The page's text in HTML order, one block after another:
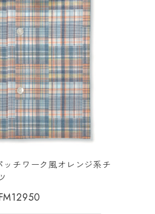
ッチワーク風オレンジ系チ